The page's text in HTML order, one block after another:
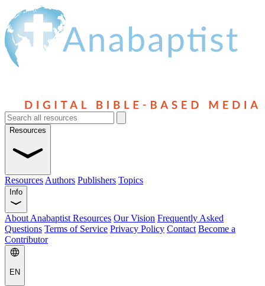
Resources
Resources Authors Publishers Topics
Info
About Anabaptist Resources Our Vision Frequently Asked
Questions Terms of Service Privacy Policy Contact Become a
Contributor
EN